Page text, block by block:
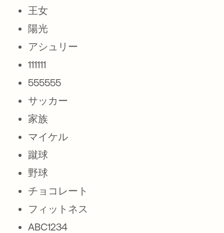
王女
陽光
アシュリー
111111
555555
サッカー
家族
マイケル
蹴球
野球
チョコレート
フィットネス
ABC1234